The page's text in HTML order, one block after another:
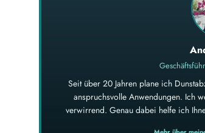
Seit über 20 Jahren plane ich
anspruchsvolle Anwendungen. Ich
verwirrend. Genau dabei helfe ich